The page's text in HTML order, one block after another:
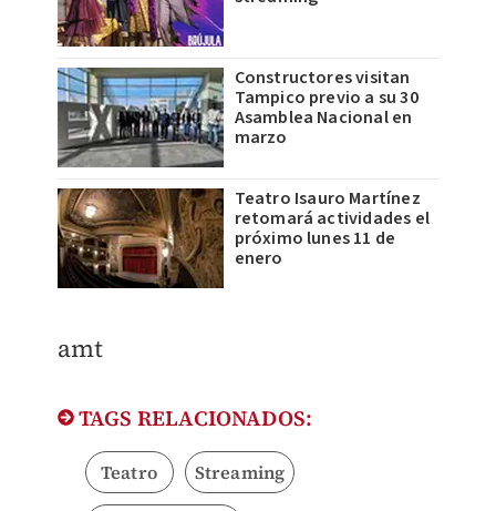
Constructores visitan
Tampico previo a su 30
Asamblea Nacional en
marzo
Teatro Isauro Martínez
retomará actividades el
próximo lunes 11 de
enero
amt
TAGS RELACIONADOS:
Teatro Streaming